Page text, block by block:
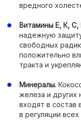
вредного
Витамины Е, К, С,
надежную
свободных
положительно
тракта и
Минералы.
железа и других
входят в
в регуляции